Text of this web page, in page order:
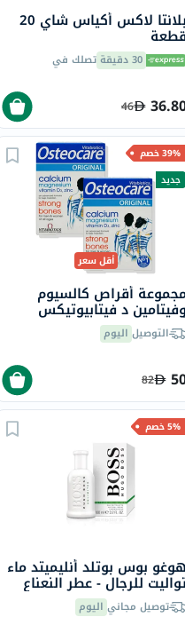
بلانتا لاكس أكياس شاي 20
30 دقيقة تصلك في
46
39% خصم
جديد
أقل سعر
أقراص كالسيوم
وفيتامين د فيتابيوتيكس
- 2 × 30 قرصالتوصيل اليوم
82
5% خصم
هوغو بوس بوتلد أنليميتد ماء
للرجال - عطر النعناع
100 مل
توصيل مجاني اليوم